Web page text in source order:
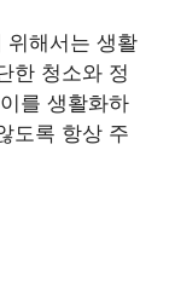
위해서는 생활
한 청소와 정
를 생활화하
도록 항상 주